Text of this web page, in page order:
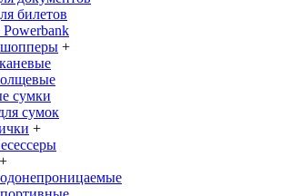
билетов
+
сумки
сумок
+
+